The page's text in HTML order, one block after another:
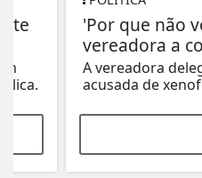
'Por que não volta
vereadora a colega
A vereadora delegada
acusada de xenofobia